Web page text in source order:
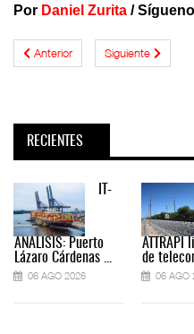
Por Daniel Zurita /
Anterior Siguiente
RECIENTES
IT-
ANÁLISIS: Puerto
Lázaro Cárdenas ...
06 AGO 2026
ATTRAPI
de
06 AGO